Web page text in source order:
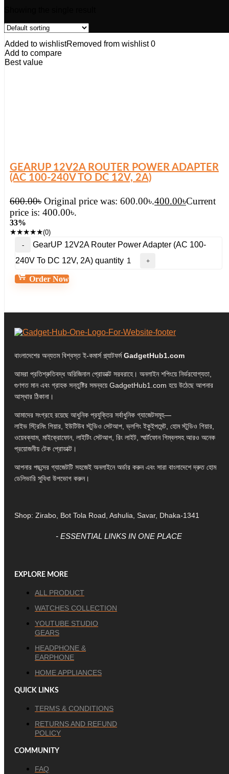
Added to wishlistRemoved from wishlist 0
Add to compare
Best value
GEARUP 12V2A ROUTER POWER ADAPTER
(AC 100-240V TO DC 12V, 2A)
600.00৳ Original price was: 600.00৳.400.00৳Current
price is: 400.00৳.
33%
★★★★★(0)
GearUP 12V2A Router Power Adapter (AC 100-
240V To DC 12V, 2A) quantity
Order Now
বাংলাদেশের অন্যতম বিশ্বস্ত ই-কমার্স প্ল্যাটফর্মGadgetHub1.com
আমরা প্রতিশ্রুতিবদ্ধ অরিজিনাল প্রোডাক্ট সরবরাহে। অনলাইন শপিংয়ে নির্ভরযোগ্যতা,
গুণগত মান এবং গ্রাহক সন্তুষ্টির সমন্বয়ে GadgetHub1.com হয়ে উঠেছে আপনার
আস্থার ঠিকানা।
আমাদের সংগ্রহে রয়েছে আধুনিক প্রযুক্তির সর্বাধুনিক গ্যাজেটসমূহ—
লাইভ স্ট্রিমিং গিয়ার, ইউটিউব স্টুডিও সেটআপ, ভ্লগিং ইকুইপমেন্ট, হোম স্টুডিও গিয়ার,
ওয়েবক্যাম, মাইক্রোফোন, লাইটিং সেটআপ, রিং লাইট, স্মার্টফোন গিম্বলসহ আরও অনেক
প্রয়োজনীয় টেক প্রোডাক্ট।
আপনার পছন্দের গ্যাজেটটি সহজেই অনলাইনে অর্ডার করুন এবং সারা বাংলাদেশে দ্রুত হোম
ডেলিভারি সুবিধা উপভোগ করুন।
Shop: Zirabo, Bot Tola Road, Ashulia, Savar, Dhaka-1341
- ESSENTIAL LINKS IN ONE PLACE
EXPLORE MORE
ALL PRODUCT
WATCHES COLLECTION
YOUTUBE STUDIO
GEARS
HEADPHONE &
EARPHONE
HOME APPLIANCES
QUICK LINKS
TERMS & CONDITIONS
RETURNS AND REFUND
POLICY
COMMUNITY
FAQ